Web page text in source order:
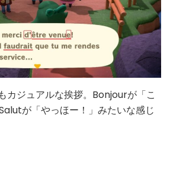
カジュアルな挨拶。Bonjourが「こ
が「やっほー！」みたいな感じ